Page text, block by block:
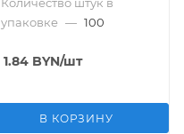
упаковке — 100
1.84 BYN/шт
В КОРЗИНУ